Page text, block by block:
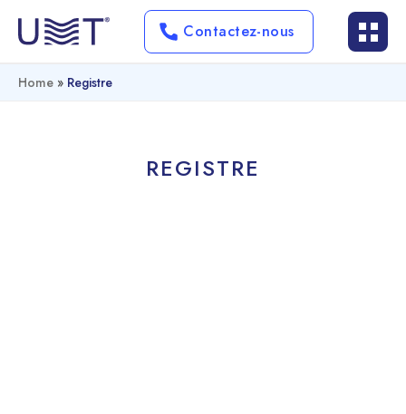
Contactez-nous
Home » Registre
REGISTRE